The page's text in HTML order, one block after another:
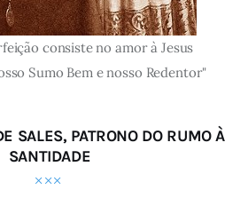
consiste no amor à Jesus
Sumo Bem e nosso Redentor"
SALES, PATRONO DO RUMO À
SANTIDADE